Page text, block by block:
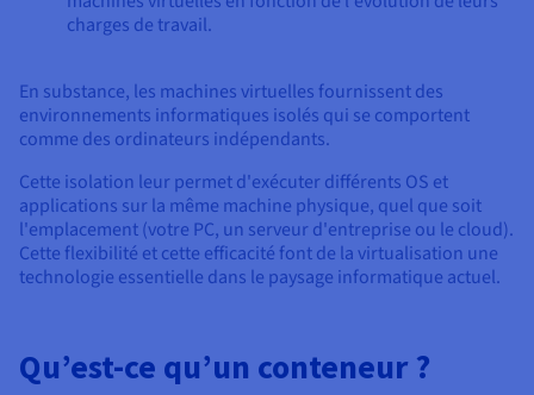
charges de travail.
En substance, les machines virtuelles fournissent des
environnements informatiques isolés qui se comportent
comme des ordinateurs indépendants.
Cette isolation leur permet d'exécuter différents OS et
applications sur la même machine physique, quel que soit
l'emplacement (votre PC, un serveur d'entreprise ou le cloud).
Cette flexibilité et cette efficacité font de la virtualisation une
technologie essentielle dans le paysage informatique actuel.
Qu’est-ce qu’un conteneur ?